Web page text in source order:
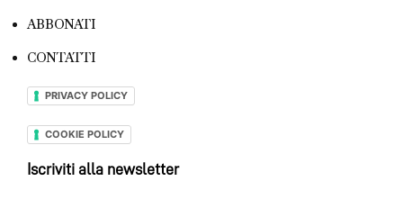
ABBONATI
CONTATTI
PRIVACY POLICY
COOKIE POLICY
Iscriviti alla newsletter